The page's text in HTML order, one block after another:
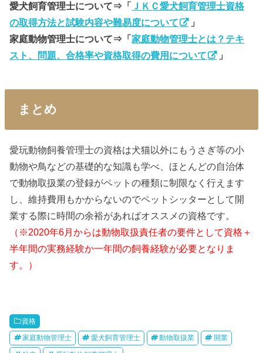
愛犬飼育管理士について⇒「 ＪＫＣ愛犬飼育管理士資格
の取得方法と試験内容や難易度について
」
家庭動物管理士について⇒「家庭動物管理士とは？テキ
スト、問題、合格率や資格取得の費用について
」
まとめ
愛玩動物飼養管理士の資格は犬猫以外にもうさぎ等の小
動物や鳥などの基礎的な知識も学べ、ほとんどの自治体
で動物取扱業の登録がペットの種類に制限なく行えます
し、維持費用もかからないのでペットシッターとして開
業する際に時間の余裕があればオススメの資格です。
（※2020年6月からは動物取扱責任者の要件として資格＋
半年間の実務経験か一年間の飼養経験が必要となりま
す。）
資格
家庭動物管理士 愛犬飼育管理士 動物取扱業 開業